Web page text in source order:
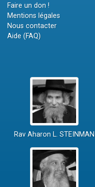
Faire un don !
Mentions légales
Nous contacter
Aide (FAQ)
Rav Aharon L. STEINMAN